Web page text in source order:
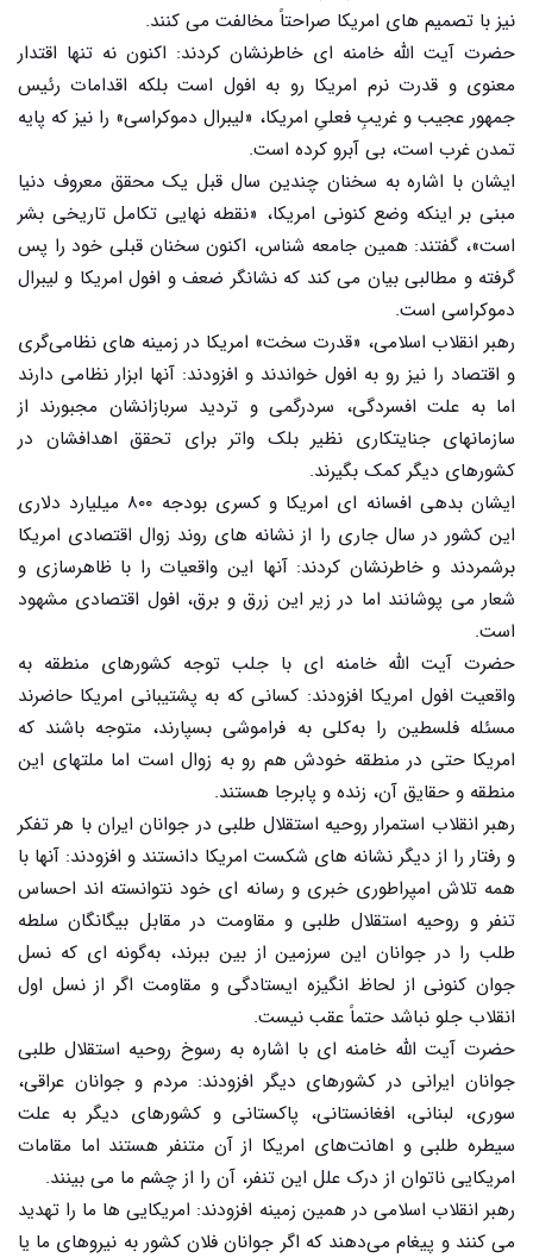
نیز با تصمیم های امریکا صراحتاً مخالفت می کنند.
حضرت آیت الله خامنه ای خاطرنشان کردند: اکنون نه تنها اقتدار
معنوی و قدرت نرم امریکا رو به افول است بلکه اقدامات رئیس
جمهور عجیب و غریبِ فعلیِ امریکا، «لیبرال دموکراسی» را نیز که پایه
تمدن غرب است، بی آبرو کرده است.
ایشان با اشاره به سخنان چندین سال قبل یک محقق معروف دنیا
مبنی بر اینکه وضع کنونی امریکا، «نقطه نهایی تکامل تاریخی بشر
است»، گفتند: همین جامعه شناس، اکنون سخنان قبلی خود را پس
گرفته و مطالبی بیان می کند که نشانگر ضعف و افول امریکا و لیبرال
دموکراسی است.
رهبر انقلاب اسلامی، «قدرت سخت» امریکا در زمینه های نظامی‌گری
و اقتصاد را نیز رو به افول خواندند و افزودند: آنها ابزار نظامی دارند
اما به علت افسردگی، سردرگمی و تردید سربازانشان مجبورند از
سازمانهای جنایتکاری نظیر بلک واتر برای تحقق اهدافشان در
کشورهای دیگر کمک بگیرند.
ایشان بدهی افسانه ای امریکا و کسری بودجه ۸۰۰ میلیارد دلاری
این کشور در سال جاری را از نشانه های روند زوال اقتصادی امریکا
برشمردند و خاطرنشان کردند: آنها این واقعیات را با ظاهرسازی و
شعار می پوشانند اما در زیر این زرق و برق، افول اقتصادی مشهود
است.
حضرت آیت الله خامنه ای با جلب توجه کشورهای منطقه به
واقعیت افول امریکا افزودند: کسانی که به پشتیبانی امریکا حاضرند
مسئله فلسطین را به‌کلی به فراموشی بسپارند، متوجه باشند که
امریکا حتی در منطقه خودش هم رو به زوال است اما ملتهای این
منطقه و حقایق آن، زنده و پابرجا هستند.
رهبر انقلاب استمرار روحیه استقلال طلبی در جوانان ایران با هر تفکر
و رفتار را از دیگر نشانه های شکست امریکا دانستند و افزودند: آنها با
همه تلاش امپراطوری خبری و رسانه ای خود نتوانسته اند احساس
تنفر و روحیه استقلال طلبی و مقاومت در مقابل بیگانگان سلطه
طلب را در جوانان این سرزمین از بین ببرند، به‌گونه ای که نسل
جوان کنونی از لحاظ انگیزه ایستادگی و مقاومت اگر از نسل اول
انقلاب جلو نباشد حتماً عقب نیست.
حضرت آیت الله خامنه ای با اشاره به رسوخ روحیه استقلال طلبی
جوانان ایرانی در کشورهای دیگر افزودند: مردم و جوانان عراقی،
سوری، لبنانی، افغانستانی، پاکستانی و کشورهای دیگر به علت
سیطره طلبی و اهانت‌های امریکا از آن متنفر هستند اما مقامات
امریکایی ناتوان از درک علل این تنفر، آن را از چشم ما می بینند.
رهبر انقلاب اسلامی در همین زمینه افزودند: امریکایی ها ما را تهدید
می کنند و پیغام می‌دهند که اگر جوانان فلان کشور به نیروهای ما یا